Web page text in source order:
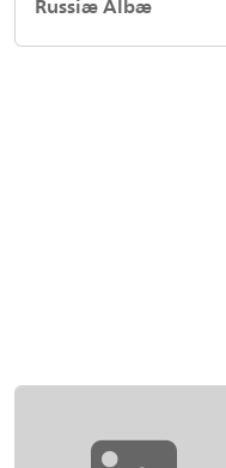
Russiæ Albæ